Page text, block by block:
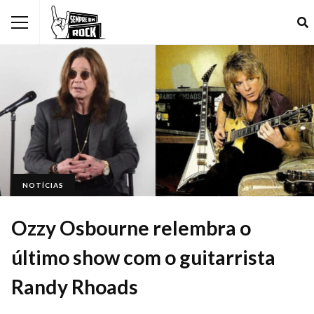
NOTÍCIAS
Ozzy Osbourne relembra o
último show com o guitarrista
Randy Rhoads